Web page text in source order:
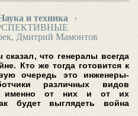
и техника
›
Дмитрий Мамонтов
что генералы всегда
Кто же тогда готовится к
очередь это инженеры-
различных видов
именно от них и от их
будет выглядеть война